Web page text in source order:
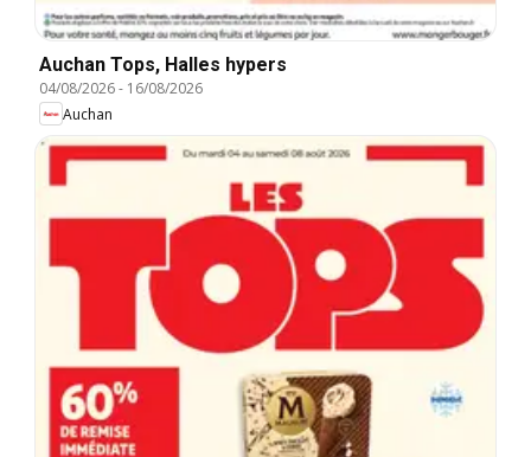
Auchan Tops, Halles hypers
04/08/2026- 16/08/2026
Auchan